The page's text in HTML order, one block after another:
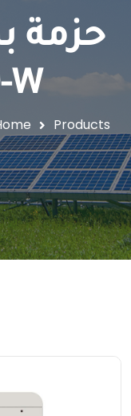
حزمة
W
Products